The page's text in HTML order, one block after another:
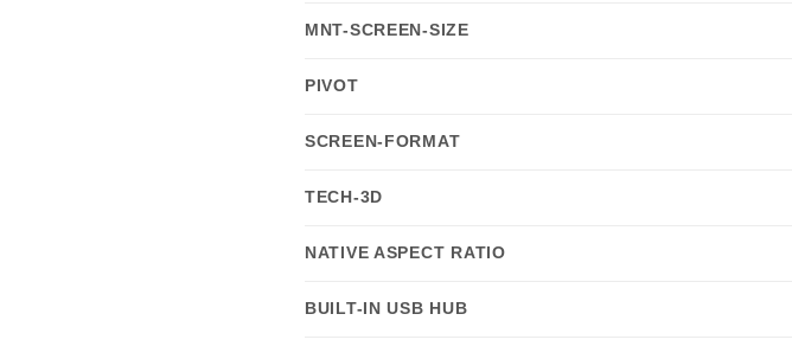
MNT-SCREEN-SIZE
PIVOT
SCREEN-FORMAT
TECH-3D
NATIVE ASPECT RATIO
BUILT-IN USB HUB